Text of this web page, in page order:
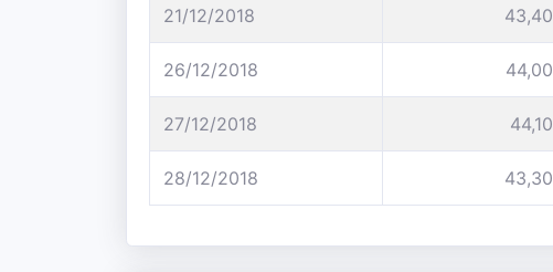
21/12/2018 43,40
26/12/2018 44,00
27/12/2018 44,10
28/12/2018 43,30